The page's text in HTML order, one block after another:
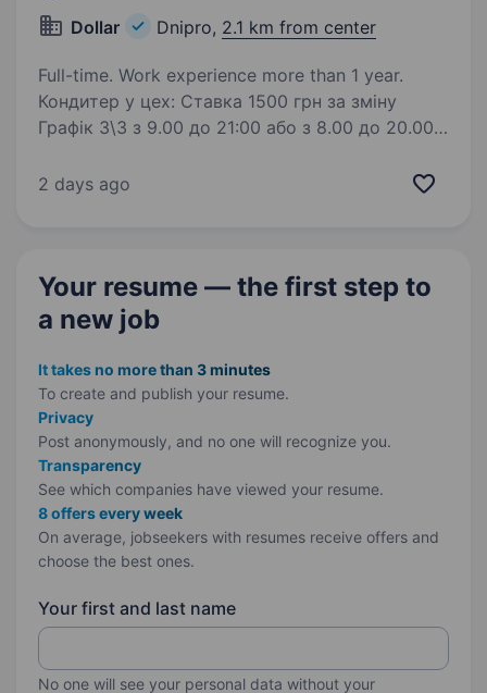
Dollar
Dnipro, 2.1 km from center
Full-time. Work experience more than 1 year.
Кондитер у цех: Ставка 1500 грн за зміну
Графік 3\3 з 9.00 до 21:00 або з 8.00 до 20.00
на місяць без затримок Відправляй резюме
2 days ago
Your resume — the first step to
a new job
It takes no more than 3 minutes
To create and publish your resume.
Privacy
Post anonymously, and no one will recognize you.
Transparency
See which companies have viewed your resume.
8 offers every week
On average, jobseekers with resumes receive offers and
choose the best ones.
Your first and last name
No one will see your personal data without your